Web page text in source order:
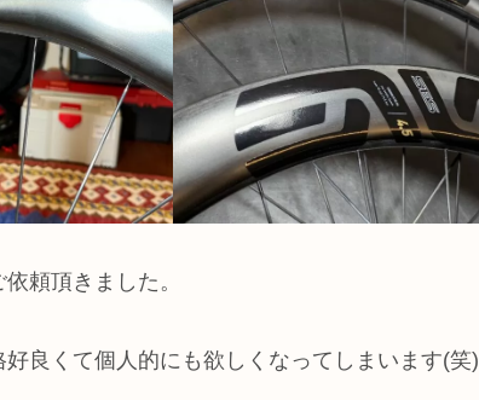
頼頂きました。
良くて個人的にも欲しくなってしまいます(笑)